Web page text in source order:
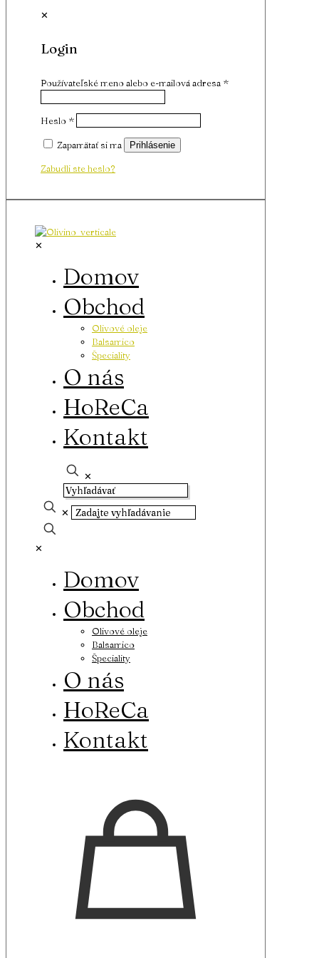
✕
Login
Používateľské meno alebo e-mailová adresa *
Heslo *
Zapamätať si ma Prihlásenie
Zabudli ste heslo?
✕
Domov
Obchod
Olivové oleje
Balsamico
Špeciality
O nás
HoReCa
Kontakt
✕
✕
✕
Domov
Obchod
Olivové oleje
Balsamico
Špeciality
O nás
HoReCa
Kontakt